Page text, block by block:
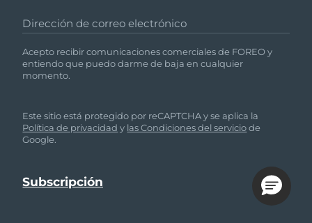
Dirección de correo electrónico
Acepto recibir comunicaciones comerciales de FOREO y
entiendo que puedo darme de baja en cualquier
momento.
Este sitio está protegido por reCAPTCHA y se aplica la
Política de privacidad y las Condiciones del serviciode
Google.